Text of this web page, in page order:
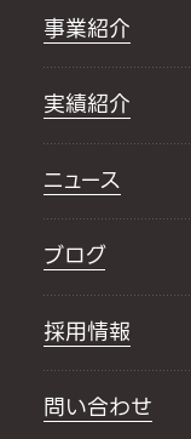
事業紹介
実績紹介
ニュース
ブログ
採用情報
問い合わせ